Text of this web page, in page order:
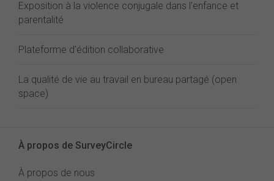
Exposition à la violence conjugale dans l'enfance et
parentalité
Plateforme d'édition collaborative
La qualité de vie au travail en bureau partagé (open
space)
À propos de SurveyCircle
À propos de nous